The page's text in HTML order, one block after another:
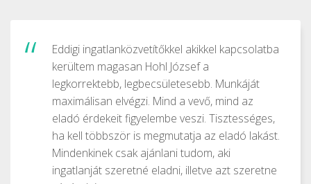
Eddigi ingatlanközvetítőkkel akikkel kapcsolatba
kerültem magasan Hohl József a
legkorrektebb, legbecsületesebb. Munkáját
maximálisan elvégzi. Mind a vevő, mind az
eladó érdekeit figyelembe veszi. Tisztességes,
ha kell többször is megmutatja az eladó lakást.
Mindenkinek csak ajánlani tudom, aki
ingatlanját szeretné eladni, illetve azt szeretne